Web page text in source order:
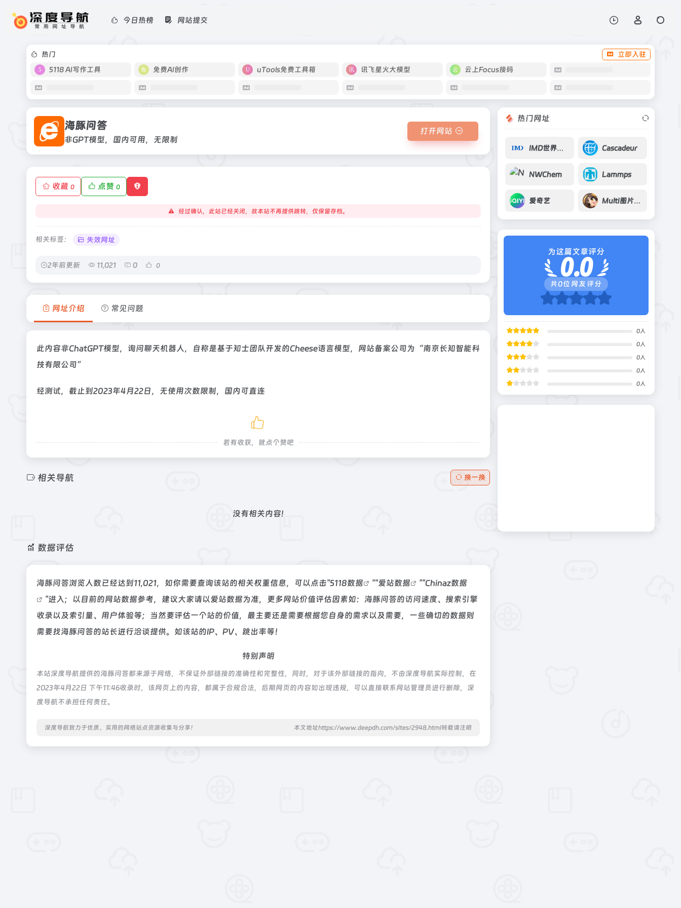
今日热榜 网站提交
热门
立即入驻
5118 AI写作工具
免费AI创作 uTools免费工具箱 讯飞星火大模型 云上Focus接码
海豚问答
非GPT模型，国内可用，无限制
打开网站
收藏 0 点赞 0
经过确认，此站已经关闭，故本站不再提供跳转，仅保留存档。
相关标签： 失效网址
2年前更新 11,021 0 0
网址介绍 常见问题
此内容非ChatGPT模型，询问聊天机器人，自称是基于知士团队开发的Cheese语言模型，网站备案公司为“南京长知智能科
技有限公司”
经测试，截止到2023年4月22日，无使用次数限制，国内可直连
若有收获，就点个赞吧
相关导航 换一换
没有相关内容!
数据评估
海豚问答浏览人数已经达到11,021，如你需要查询该站的相关权重信息，可以点击"5118数据 ""爱站数据 ""Chinaz数据
"进入；以目前的网站数据参考，建议大家请以爱站数据为准，更多网站价值评估因素如：海豚问答的访问速度、搜索引擎
收录以及索引量、用户体验等；当然要评估一个站的价值，最主要还是需要根据您自身的需求以及需要，一些确切的数据则
需要找海豚问答的站长进行洽谈提供。如该站的IP、PV、跳出率等！
特别声明
本站深度导航提供的海豚问答都来源于网络，不保证外部链接的准确性和完整性，同时，对于该外部链接的指向，不由深度导航实际控制，在
2023年4月22日 下午11:46收录时，该网页上的内容，都属于合规合法，后期网页的内容如出现违规，可以直接联系网站管理员进行删除，深
度导航不承担任何责任。
深度导航致力于优质、实用的网络站点资源收集与分享！ 本文地址https://www.deepdh.com/sites/2948.html转载请注明
热门网址
IMD世界竞争力排名 Cascadeur
NWChem Lammps
爱奇艺 Multi图片搜索
为这篇文章评分
0.0
共0位网友评分
0人
0人
0人
0人
0人